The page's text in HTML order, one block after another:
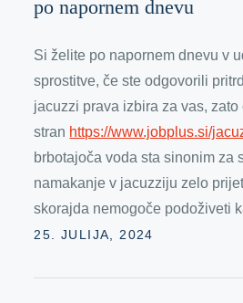
po napornem dnevu
Si želite po napornem dnevu v
sprostitve, če ste odgovorili
jacuzzi prava izbira za vas,
stran https://www.jobplus.si/
brbotajoča voda sta sinonim za
namakanje v jacuzziju zelo
skorajda nemogoče podoživeti
Posted
25. JULIJA, 2024